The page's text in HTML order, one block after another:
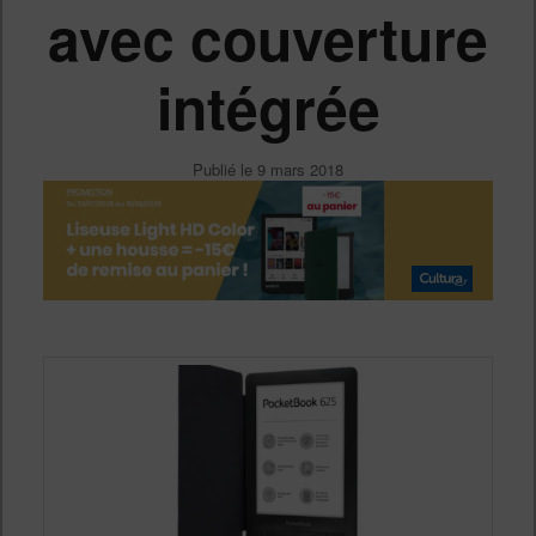
avec couverture
intégrée
Publié le 9 mars 2018